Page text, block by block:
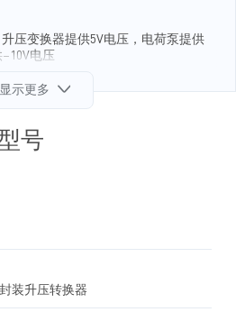
压变换器提供5V电压，电荷泵提供
电压
显示更多
号
装升压转换器